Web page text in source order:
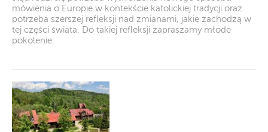
mówienia o Europie w kontekście katolickiej tradycji oraz
potrzeba szerszej refleksji nad zmianami, jakie zachodzą w
tej części świata. Do takiej refleksji zapraszamy młode
pokolenie.